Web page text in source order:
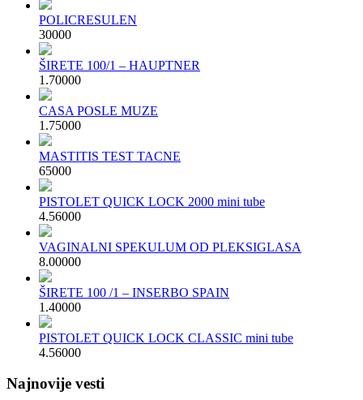
POLICRESULEN
30000
ŠIRETE 100/1 – HAUPTNER
1.70000
CASA POSLE MUZE
1.75000
MASTITIS TEST TACNE
65000
PISTOLET QUICK LOCK 2000 mini tube
4.56000
VAGINALNI SPEKULUM OD PLEKSIGLASA
8.00000
ŠIRETE 100 /1 – INSERBO SPAIN
1.40000
PISTOLET QUICK LOCK CLASSIC mini tube
4.56000
Najnovije vesti